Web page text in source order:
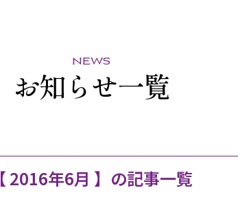
news
お知らせ一覧
【 2016年6月 】の記事一覧